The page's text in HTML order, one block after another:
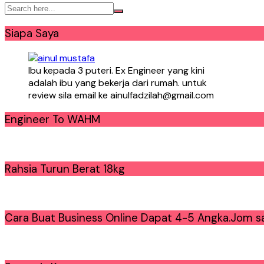
Siapa Saya
Ibu kepada 3 puteri. Ex Engineer yang kini
adalah ibu yang bekerja dari rumah. untuk
review sila email ke ainulfadzilah@gmail.com
Engineer To WAHM
Rahsia Turun Berat 18kg
Cara Buat Business Online Dapat 4-5 Angka.Jom